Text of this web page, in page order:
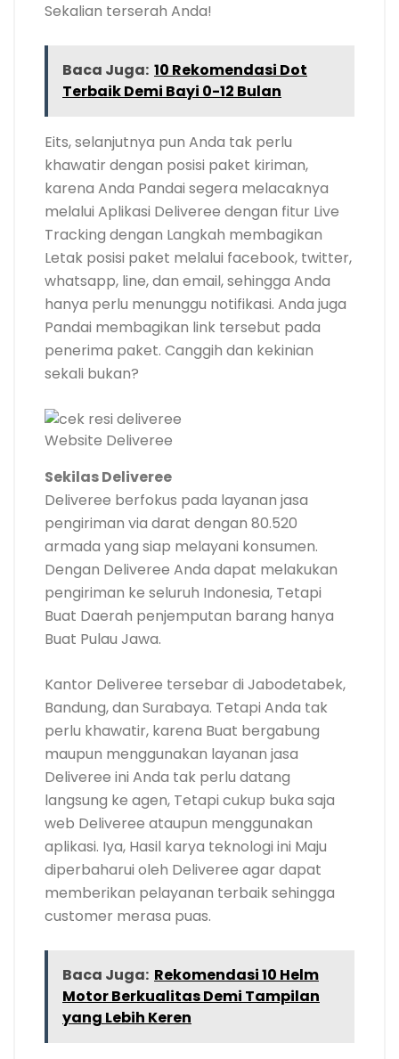
Sekalian terserah Anda!
Baca Juga: 10 Rekomendasi Dot
Terbaik Demi Bayi 0-12 Bulan
Eits, selanjutnya pun Anda tak perlu
khawatir dengan posisi paket kiriman,
karena Anda Pandai segera melacaknya
melalui Aplikasi Deliveree dengan fitur Live
Tracking dengan Langkah membagikan
Letak posisi paket melalui facebook, twitter,
whatsapp, line, dan email, sehingga Anda
hanya perlu menunggu notifikasi. Anda juga
Pandai membagikan link tersebut pada
penerima paket. Canggih dan kekinian
sekali bukan?
Website Deliveree
Sekilas Deliveree
Deliveree berfokus pada layanan jasa
pengiriman via darat dengan 80.520
armada yang siap melayani konsumen.
Dengan Deliveree Anda dapat melakukan
pengiriman ke seluruh Indonesia, Tetapi
Buat Daerah penjemputan barang hanya
Buat Pulau Jawa.
Kantor Deliveree tersebar di Jabodetabek,
Bandung, dan Surabaya. Tetapi Anda tak
perlu khawatir, karena Buat bergabung
maupun menggunakan layanan jasa
Deliveree ini Anda tak perlu datang
langsung ke agen, Tetapi cukup buka saja
web Deliveree ataupun menggunakan
aplikasi. Iya, Hasil karya teknologi ini Maju
diperbaharui oleh Deliveree agar dapat
memberikan pelayanan terbaik sehingga
customer merasa puas.
Baca Juga: Rekomendasi 10 Helm
Motor Berkualitas Demi Tampilan
yang Lebih Keren